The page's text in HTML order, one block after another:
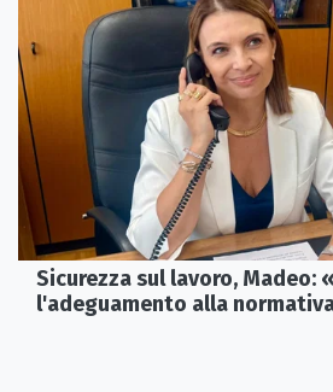
Sicurezza sul lavoro, Madeo:
l'adeguamento alla